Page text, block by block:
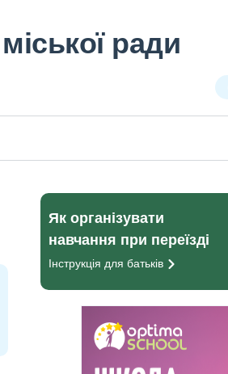
ради
Як організувати
навчання при переїзді
Інструкція для батьків